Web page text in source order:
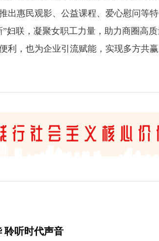
出惠民观影、公益课程、爱心慰问等
妇联，凝聚女职工力量，助力商圈高
利，也为企业引流赋能，实现多方共赢
听时代声音